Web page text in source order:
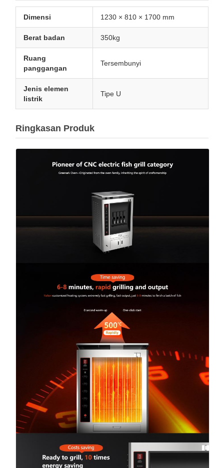
Dimensi 1230 × 810 × 1700 mm
Berat badan 350kg
Ruang
panggangan
Tersembunyi
Jenis elemen
listrik
Tipe U
Ringkasan Produk